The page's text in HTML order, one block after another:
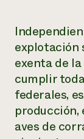
explotación
exenta de
cumplir
federales,
producción,
aves de